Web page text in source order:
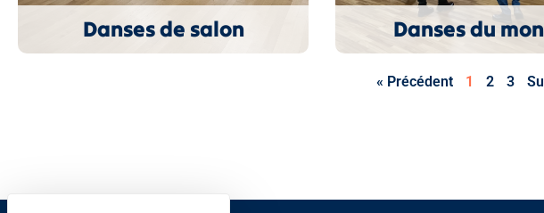
Danses de salon Danses du
« Précédent 1 2 3